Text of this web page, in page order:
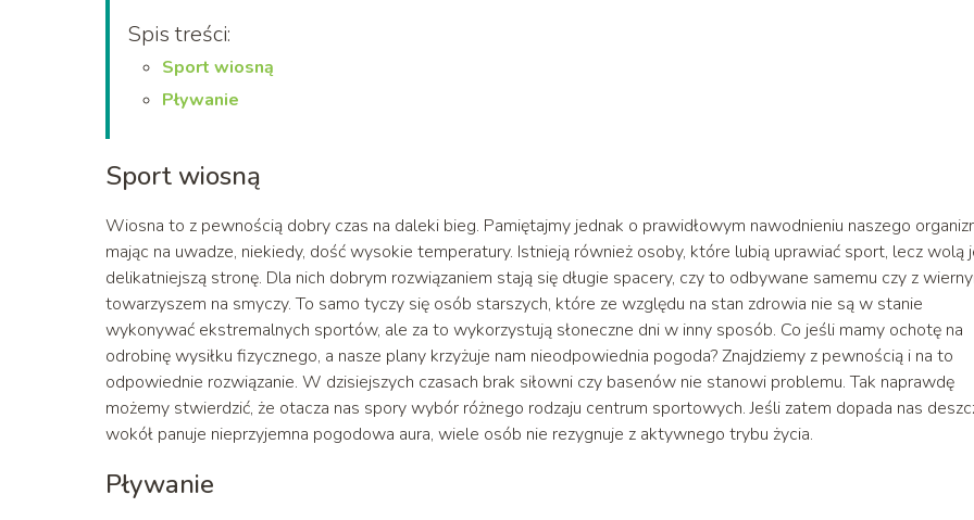
Spis treści:
Sport wiosną
Pływanie
Sport wiosną
Wiosna to z pewnością dobry czas na daleki bieg. Pamiętajmy jednak o prawidłowym nawodnieniu naszego
mając na uwadze, niekiedy, dość wysokie temperatury. Istnieją również osoby, które lubią uprawiać sport, lecz wolą
delikatniejszą stronę. Dla nich dobrym rozwiązaniem stają się długie spacery, czy to odbywane samemu czy z
towarzyszem na smyczy. To samo tyczy się osób starszych, które ze względu na stan zdrowia nie są w stanie
wykonywać ekstremalnych sportów, ale za to wykorzystują słoneczne dni w inny sposób. Co jeśli mamy ochotę na
odrobinę wysiłku fizycznego, a nasze plany krzyżuje nam nieodpowiednia pogoda? Znajdziemy z pewnością i na to
odpowiednie rozwiązanie. W dzisiejszych czasach brak siłowni czy basenów nie stanowi problemu. Tak naprawdę
możemy stwierdzić, że otacza nas spory wybór różnego rodzaju centrum sportowych. Jeśli zatem dopada nas
wokół panuje nieprzyjemna pogodowa aura, wiele osób nie rezygnuje z aktywnego trybu życia.
Pływanie